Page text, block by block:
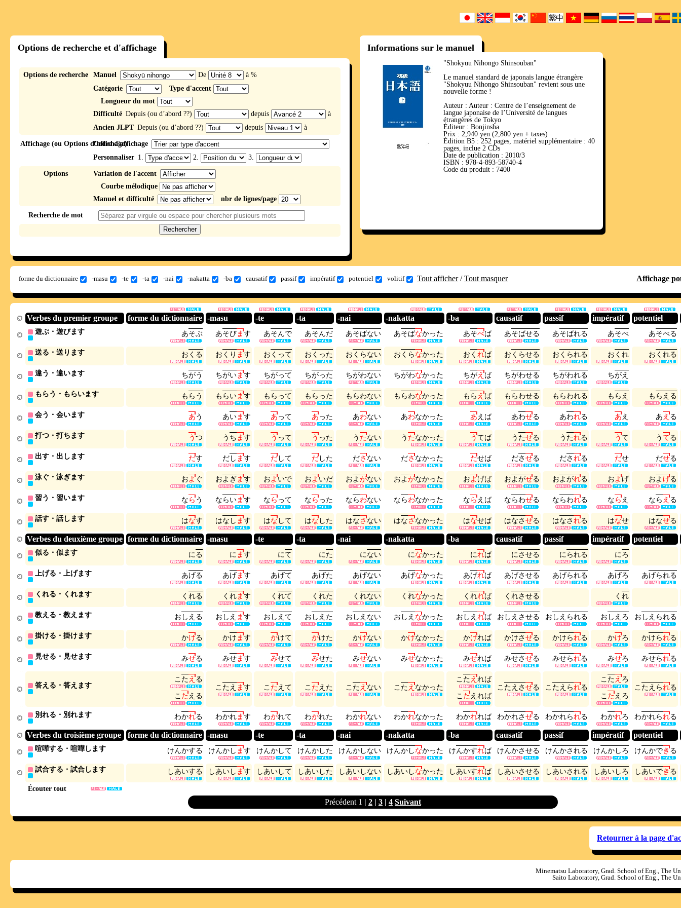
Options de recherche et d'affichage
Options de recherche Manuel De
à %
Catégorie
Type d'accent
Longueur du mot
Difficulté Depuis (ou d’abord ??) depuis
à
Ancien JLPT Depuis (ou d’abord ??) depuis à
Affichage (ou Options d’affichage)
Ordre d'affichage
Personnaliser 1. 2. 3.
Options
Variation de l'accent
Courbe mélodique
Manuel et difficulté
nbr de lignes/page
Recherche de mot
Informations sur le manuel
"Shokyuu Nihongo Shinsouban"
Le manuel standard de japonais langue étrangère
"Shokyuu Nihongo Shinsouban" revient sous une
nouvelle forme !
Auteur : Auteur : Centre de l’enseignement de
langue japonaise de l’Université de langues
étrangères de Tokyo
Éditeur : Bonjinsha
Prix : 2,940 yen (2,800 yen + taxes)
Édition B5 : 252 pages, matériel supplémentaire : 40
pages, inclue 2 CDs
Date de publication : 2010/3
ISBN : 978-4-893-58740-4
Code du produit : 7400
forme du dictionnaire -masu -te -ta -nai -nakatta -ba causatif passif impératif potentiel volitif Tout afficher/Tout masquer Affichage
Verbes du premier groupe forme du dictionnaire -masu -te -ta -nai -nakatta -ba causatif passif impératif potentiel
Écouter tout
遊ぶ・遊びます あそぶ あそびます あそんで あそんだ あそばない あそばなかった あそべば あそばせる あそばれる あそべ あそべる
送る・送ります お く る お く り ます お く って お く った お く らない お く らなかった お く れば お く らせる お く られる お く れ お く れる
違う・違います ちがう ちがいます ちがって ちがった ちがわない ちがわなかった ちがえば ちがわせる ちがわれる ちがえ
もらう・もらいます も ら う も らいます も ら って も ら った も らわない も らわなかった も ら えば も らわせる も らわれる も ら え も ら え る
会う・会います あう あいます あって あった あわない あわなかった あえ ば あわせる あわれる あえ あえる
打つ・打ちます うつ う ち ます うって うった う たない う たなかった うてば う たせる う たれる うて うてる
出す・出します だす だし ます だして だした ださない ださなかった だせば ださせる だされる だせ だせる
泳ぐ・泳ぎます およぐ およ ぎます およいで およいだ およがない およがなかった およげば およがせる およがれる およげ およ げる
習う・習います ならう ならいます ならって ならった ならわない ならわなかった ならえ ば ならわせる ならわれる ならえ なら える
話す・話します はなす はな し ます はなして はなした はなさない はなさなかった はなせば はなさせる はなされる はなせ はなせる
Verbes du deuxième groupe forme du dictionnaire -masu -te -ta -nai -nakatta -ba causatif passif impératif potentiel
似る・似ます にる に ます にて にた にない になかった にれば にさせる に られる にろ
上げる・上げます あげる あげます あげて あげた あげない あげなかった あげれば あげさせる あげられる あげろ あげられる
くれる・くれます く れる く れます く れて く れた く れない く れなかった く れれば く れさせる く れ
教える・教えます お し え る お し え ます お し え て お し え た お し え ない お し え なかった お し え れば お し え させる お し え られる お し え ろ お し え られる
掛ける・掛けます かける かけ ます かけて かけた かけない かけなかった かければ かけさせる かけられる かけろ かけられる
見せる・見せます みせる みせます みせて みせた みせない みせなかった みせれば みせさせる みせられる みせろ みせられる
答える・答えます
こ たえる
こ たえ る
こ たえ ます こ たえ て こ たえ た こ たえない こ たえなかった
こ たえれば
こ たえ れば
こ たえ させる こ たえ られる
こ たえろ
こ たえ ろ
こ たえ られる
別れる・別れます わかれる わかれます わかれて わかれた わかれない わかれなかった わかれれば わかれさせる わかれられる わかれろ わかれられる
Verbes du troisième groupe forme du dictionnaire -masu -te -ta -nai -nakatta -ba causatif passif impératif potentiel
喧嘩する・喧嘩します けんかする けんかし ます けんかして けんかした けんかしない けんかしなかった けんかすれば けんかさせる けんかされる けんかしろ けんかできる
試合する・試合します しあいする しあいし ます しあいして しあいした しあいしない しあいしなかった しあいすれば しあいさせる しあいされる しあいしろ しあいできる
Précédent 1 | 2 | 3 | 4 Suivant
Retourner à la page
Minematsu Laboratory, Grad. School of Eng., The
Saito Laboratory, Grad. School of Eng., The